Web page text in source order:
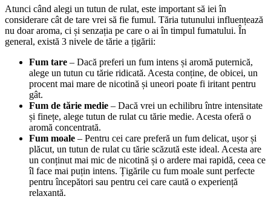
Atunci când alegi un tutun de rulat, este important să iei în
considerare cât de tare vrei să fie fumul. Tăria tutunului influențează
nu doar aroma, ci și senzația pe care o ai în timpul fumatului. În
general, există 3 nivele de tărie a țigării:
Fum tare – Dacă preferi un fum intens și aromă puternică,
alege un tutun cu tărie ridicată. Acesta conține, de obicei, un
procent mai mare de nicotină și uneori poate fi iritant pentru
gât.
Fum de tărie medie – Dacă vrei un echilibru între intensitate
și finețe, alege tutun de rulat cu tărie medie. Acesta oferă o
aromă concentrată.
Fum moale – Pentru cei care preferă un fum delicat, ușor și
plăcut, un tutun de rulat cu tărie scăzută este ideal. Acesta are
un conținut mai mic de nicotină și o ardere mai rapidă, ceea ce
îl face mai puțin intens. Țigările cu fum moale sunt perfecte
pentru începători sau pentru cei care caută o experiență
relaxantă.